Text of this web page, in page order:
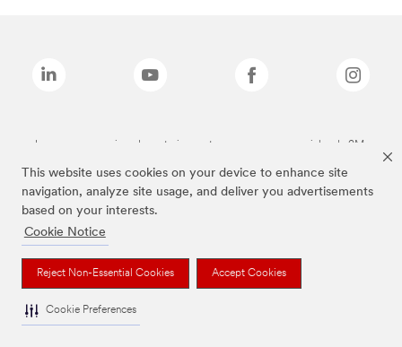
This website uses cookies on your device to enhance site
navigation, analyze site usage, and deliver you advertisements
based on your interests.
Cookie Notice
Reject Non-Essential Cookies Accept Cookies
Cookie Preferences
Las marcas mencionadas anteriormente son marcas comerciales de 3M.